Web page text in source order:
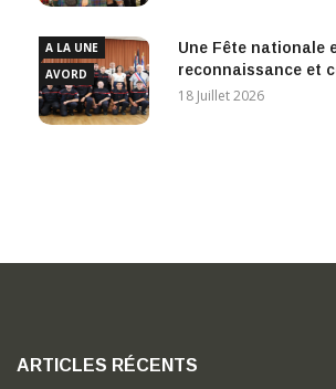
A LA UNE
AVORD
Une Fête nationale
reconnaissance et
18 Juillet 2026
ARTICLES RÉCENTS